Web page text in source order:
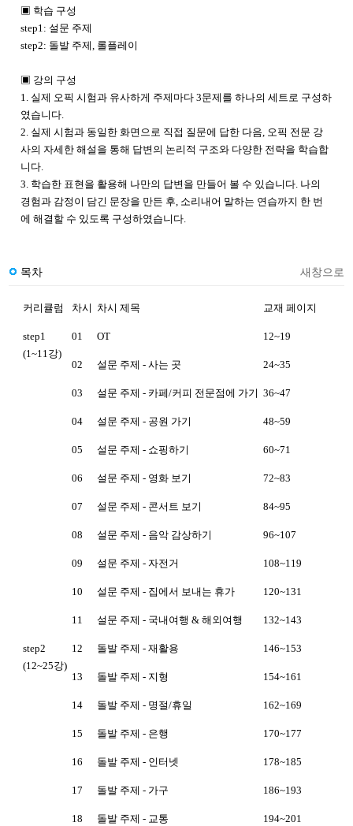
▣ 학습 구성
step1: 설문 주제
step2: 돌발 주제, 롤플레이
▣ 강의 구성
1. 실제 오픽 시험과 유사하게 주제마다 3문제를 하나의 세트로 구성하
였습니다.
2. 실제 시험과 동일한 화면으로 직접 질문에 답한 다음, 오픽 전문 강
사의 자세한 해설을 통해 답변의 논리적 구조와 다양한 전략을 학습합
니다.
3. 학습한 표현을 활용해 나만의 답변을 만들어 볼 수 있습니다. 나의
경험과 감정이 담긴 문장을 만든 후, 소리내어 말하는 연습까지 한 번
에 해결할 수 있도록 구성하였습니다.
목차 새창으로
커리큘럼 차시 차시 제목 교재 페이지
step1
(1~11강)
01 OT 12~19
02 설문 주제 - 사는 곳 24~35
03 설문 주제 - 카페/커피 전문점에 가기 36~47
04 설문 주제 - 공원 가기 48~59
05 설문 주제 - 쇼핑하기 60~71
06 설문 주제 - 영화 보기 72~83
07 설문 주제 - 콘서트 보기 84~95
08 설문 주제 - 음악 감상하기 96~107
09 설문 주제 - 자전거 108~119
10 설문 주제 - 집에서 보내는 휴가 120~131
11 설문 주제 - 국내여행 & 해외여행 132~143
step2
(12~25강)
12 돌발 주제 - 재활용 146~153
13 돌발 주제 - 지형 154~161
14 돌발 주제 - 명절/휴일 162~169
15 돌발 주제 - 은행 170~177
16 돌발 주제 - 인터넷 178~185
17 돌발 주제 - 가구 186~193
18 돌발 주제 - 교통 194~201